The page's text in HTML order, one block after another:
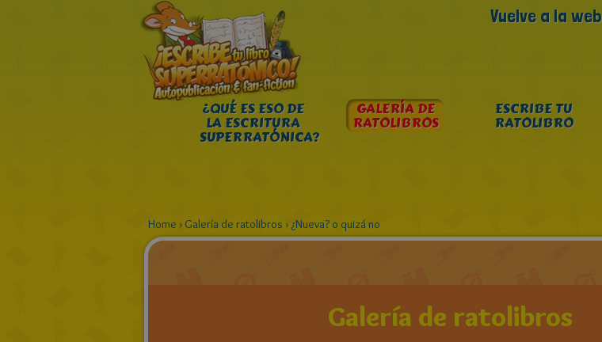
Vuelve a la web
¿QUÉ ES ESO DE
LA ESCRITURA
SUPERRATÓNICA?
GALERÍA DE
RATOLIBROS
ESCRIBE TU
RATOLIBRO
Home › Galería de ratolibros › ¿Nueva? o quizá no
Galería de ratolibros